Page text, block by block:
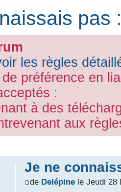
pas :
les règles
préférence en
:
à des
aux
Je ne
de Delépinele Jeudi 28